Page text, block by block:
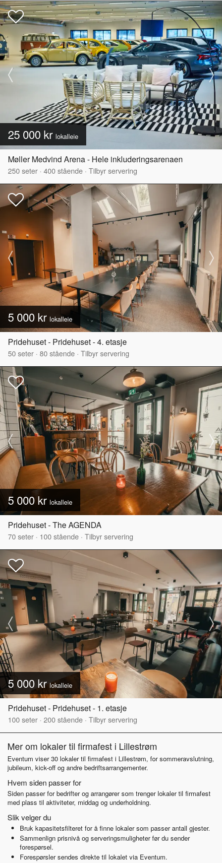
25 000 kr lokalleie
Møller Medvind Arena - Hele inkluderingsarenaen
250seter · 400stående · Tilbyr servering
5 000 kr lokalleie
Pridehuset - Pridehuset - 4. etasje
50seter · 80stående · Tilbyr servering
5 000 kr lokalleie
Pridehuset - The AGENDA
70seter · 100stående · Tilbyr servering
5 000 krlokalleie
Pridehuset - Pridehuset - 1. etasje
100seter · 200stående · Tilbyr servering
Mer om lokaler til firmafest i Lillestrøm
Eventum viser 30 lokaler til firmafest i Lillestrøm, for sommeravslutning,
jubileum, kick-off og andre bedriftsarrangementer.
Hvem siden passer for
Siden passer for bedrifter og arrangører som trenger lokaler til firmafest
med plass til aktiviteter, middag og underholdning.
Slik velger du
Bruk kapasitetsfilteret for å finne lokaler som passer antall gjester.
Sammenlign prisnivå og serveringsmuligheter før du sender
forespørsel.
Forespørsler sendes direkte til lokalet via Eventum.